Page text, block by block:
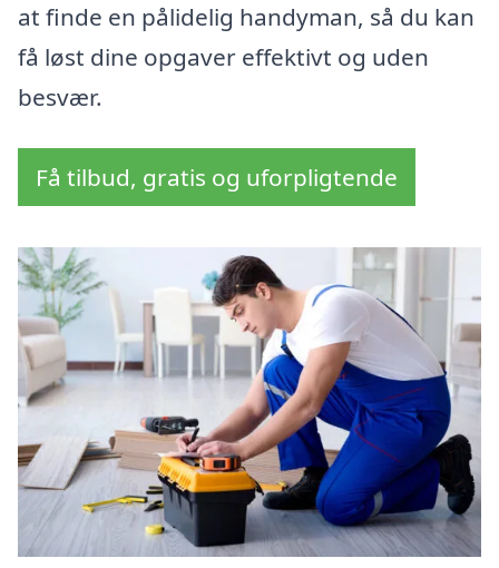
at finde en pålidelig handyman, så du kan
få løst dine opgaver effektivt og uden
besvær.
Få tilbud, gratis og uforpligtende